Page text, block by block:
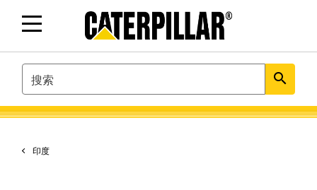
SEARCH search
印度